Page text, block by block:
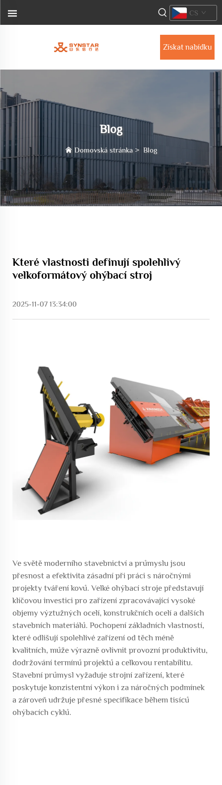
Získat nabídku
CS
Blog
Domovská stránka > Blog
Které vlastnosti definují spolehlivý
velkoformátový ohýbací stroj
2025-11-07 13:34:00
Ve světě moderního stavebnictví a průmyslu jsou
přesnost a efektivita zásadní při práci s náročnými
projekty tváření kovů. Velké ohýbací stroje představují
klíčovou investici pro zařízení zpracovávající vysoké
objemy výztužných ocelí, konstrukčních ocelí a dalších
stavebních materiálů. Pochopení základních vlastností,
které odlišují spolehlivé zařízení od těch méně
kvalitních, může výrazně ovlivnit provozní produktivitu,
dodržování termínů projektů a celkovou rentabilitu.
Stavební průmysl vyžaduje strojní zařízení, které
poskytuje konzistentní výkon i za náročných podmínek
a zároveň udržuje přesné specifikace během tisíců
ohýbacích cyklů.